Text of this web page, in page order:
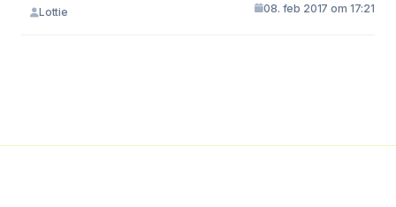
Lottie 08. feb 2017 om 17:21